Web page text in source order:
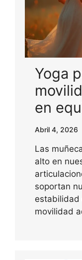
Yoga
en
Abril 4, 2026
Las
alto en
soportan
estabilidad
movilidad